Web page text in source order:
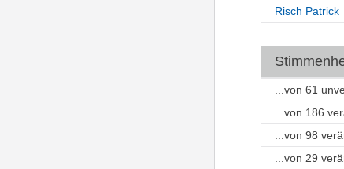
Risch Patrick
...von 61
...von 186
...von 98
...von 29